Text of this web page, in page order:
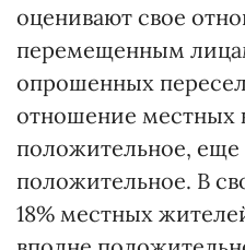
оценивают свое
перемещенным
опрошенных
отношение местных
положительное, еще
положительное. В
18% местных